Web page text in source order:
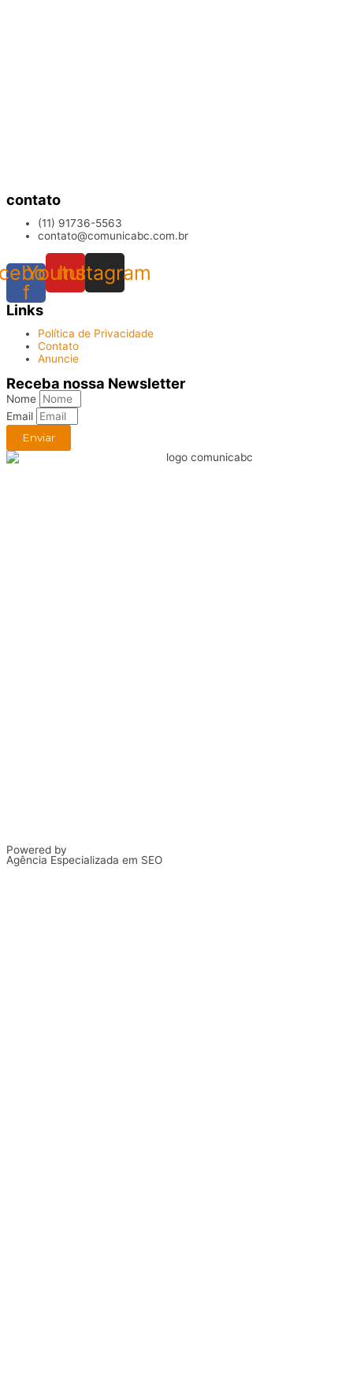
contato
(11) 91736-5563
contato@comunicabc.com.br
f
Youtube
Instagram
Links
Política de Privacidade
Contato
Anuncie
Receba nossa Newsletter
Nome
Email
Enviar
Powered by
Agência Especializada em SEO